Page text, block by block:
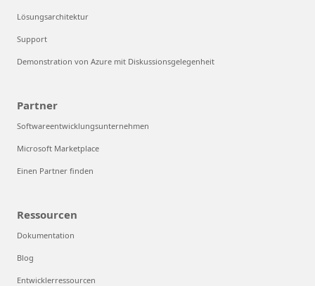
Lösungsarchitektur
Support
Demonstration von Azure mit Diskussionsgelegenheit
Partner
Softwareentwicklungsunternehmen
Microsoft Marketplace
Einen Partner finden
Ressourcen
Dokumentation
Blog
Entwicklerressourcen